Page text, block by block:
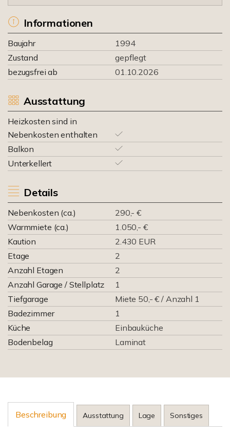
Informationen
Baujahr
1994
Zustand
gepflegt
bezugsfrei ab
01.10.2026
Ausstattung
Heizkosten sind in
Nebenkosten enthalten
Balkon
Unterkellert
Details
Nebenkosten (ca.)
290,- €
Warmmiete (ca.)
1.050,- €
Kaution
2.430 EUR
Etage
2
Anzahl Etagen
2
Anzahl Garage / Stellplatz
1
Tiefgarage
Miete 50,- € / Anzahl 1
Badezimmer
1
Küche
Einbauküche
Bodenbelag
Laminat
Beschreibung Ausstattung Lage Sonstiges